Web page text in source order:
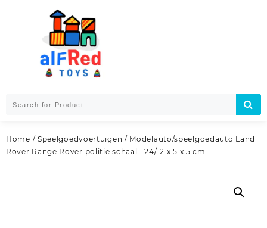
Home / Speelgoedvoertuigen / Modelauto/speelgoedauto Land
Rover Range Rover politie schaal 1:24/12 x 5 x 5 cm